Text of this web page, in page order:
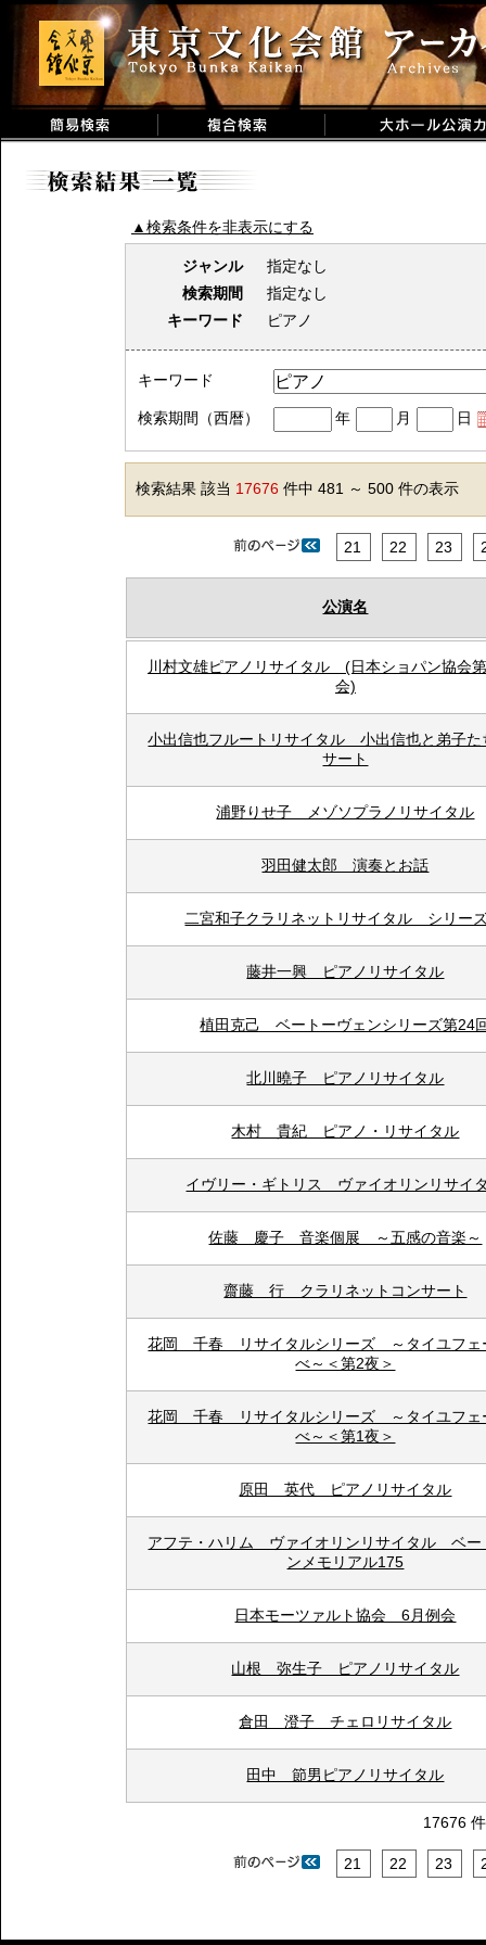
▲検索条件を非表示にする
ジャンル
指定なし
検索期間
指定なし
キーワード
ピアノ
キーワード
検索期間（西暦） 年 月 日
検索結果 該当 17676 件中 481 ～ 500 件の表示
21 22 23
公演名
川村文雄ピアノリサイタル (日本ショパン協会
会)
小出信也フルートリサイタル 小出信也と弟子た
サート
浦野りせ子 メゾソプラノリサイタル
羽田健太郎 演奏とお話
二宮和子クラリネットリサイタル シリー
藤井一興 ピアノリサイタル
植田克己 ベートーヴェンシリーズ第24
北川曉子 ピアノリサイタル
木村 貴紀 ピアノ・リサイタル
イヴリー・ギトリス ヴァイオリンリサイ
佐藤 慶子 音楽個展 ～五感の音楽～
齋藤 行 クラリネットコンサート
花岡 千春 リサイタルシリーズ ～タイユフェ
べ～＜第2夜＞
花岡 千春 リサイタルシリーズ ～タイユフェ
べ～＜第1夜＞
原田 英代 ピアノリサイタル
アフテ・ハリム ヴァイオリンリサイタル ベー
ンメモリアル175
日本モーツァルト協会 6月例会
山根 弥生子 ピアノリサイタル
倉田 澄子 チェロリサイタル
田中 節男ピアノリサイタル
17676
21 22 23